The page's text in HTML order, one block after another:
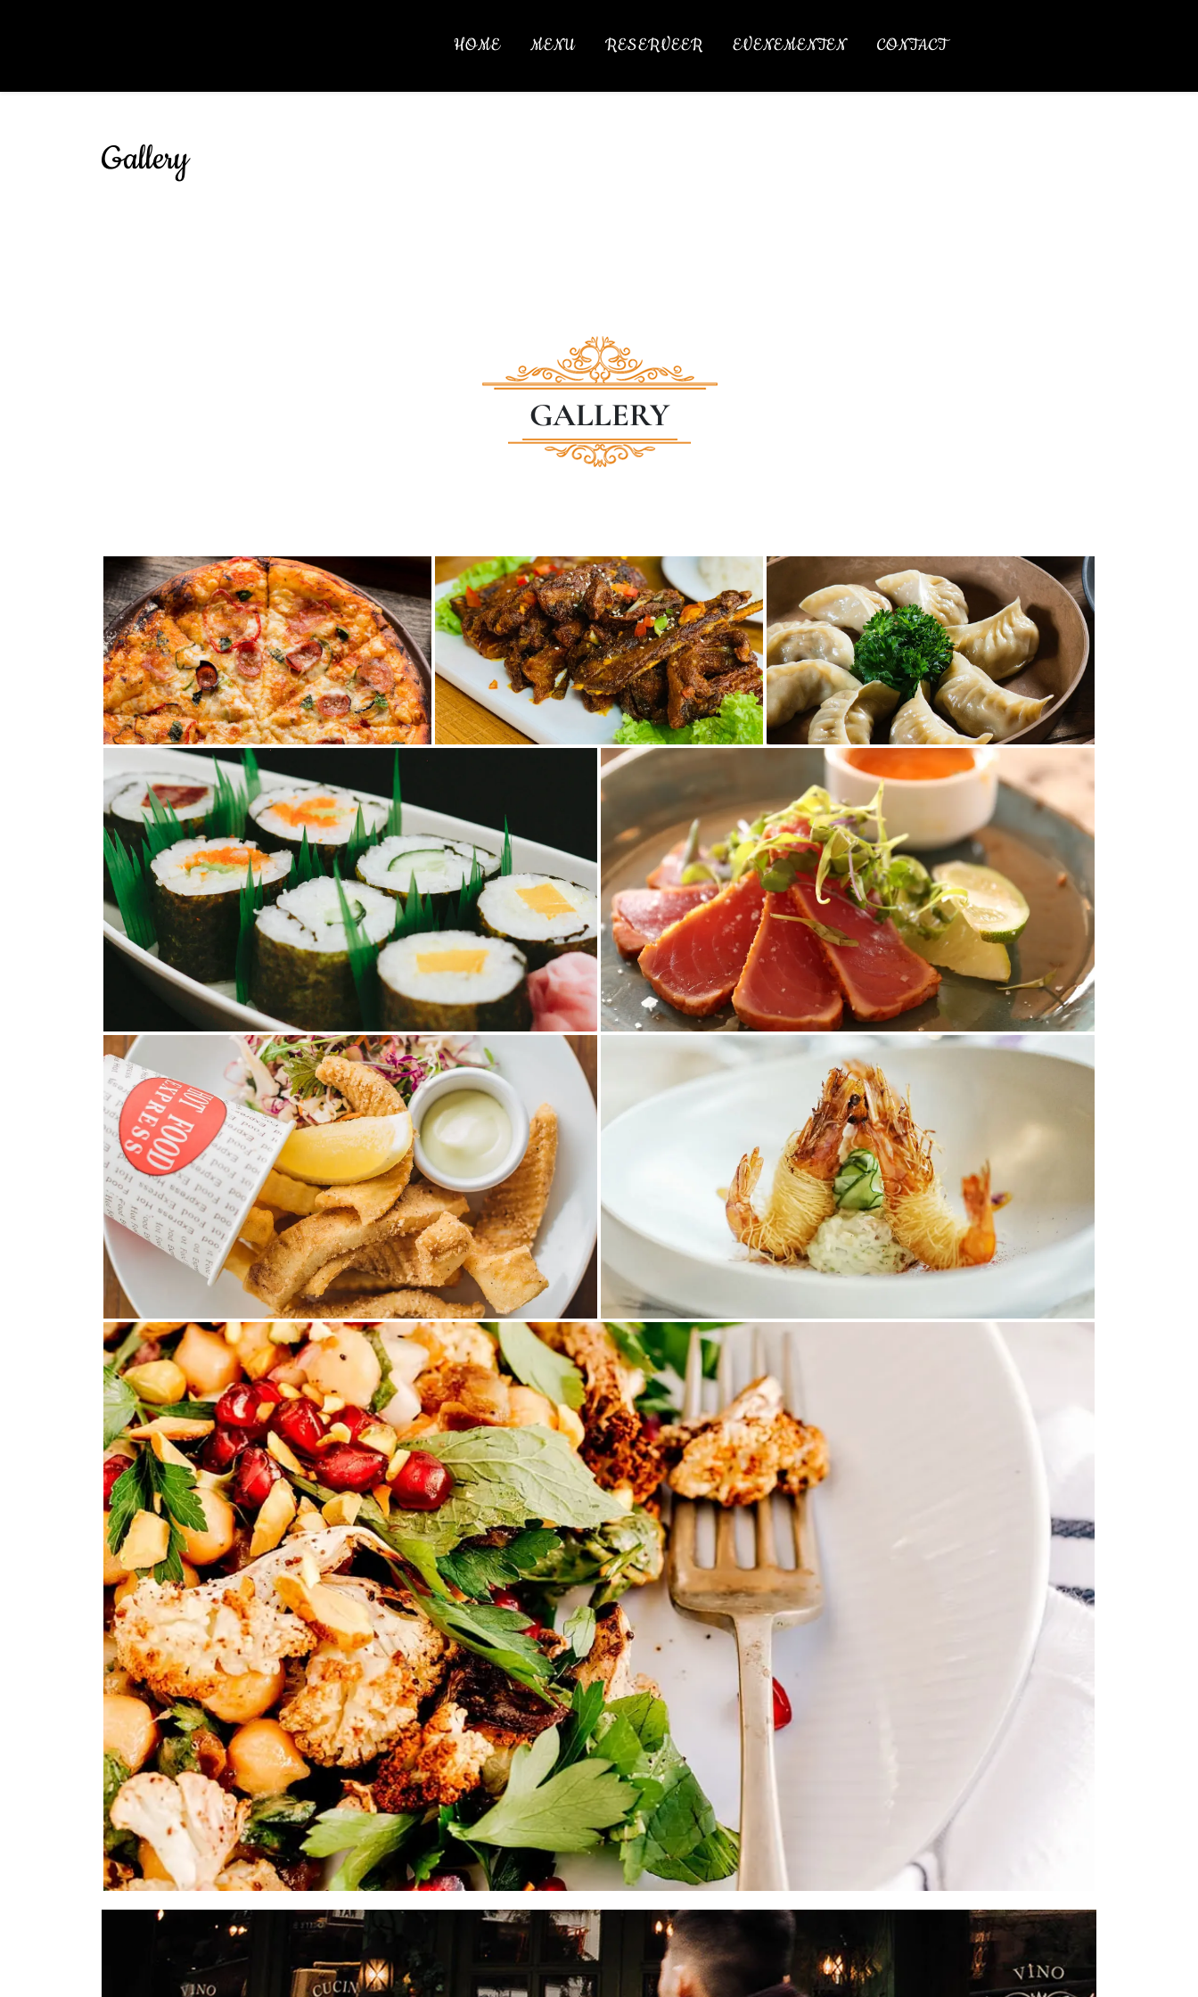
HOME MENU RESERVEER EVENEMENTEN CONTACT
Gallery
GALLERY